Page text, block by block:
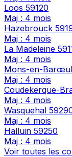
Loos 59120
Maj : 4 mois
Hazebrouck
Maj : 4 mois
La Madeleine
Maj : 4 mois
Mons-en-Barœul
Maj : 4 mois
Coudekerque-
Maj : 4 mois
Wasquehal
Maj : 4 mois
Halluin 59250
Maj : 4 mois
Voir toutes les